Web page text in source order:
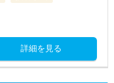
詳細を見る